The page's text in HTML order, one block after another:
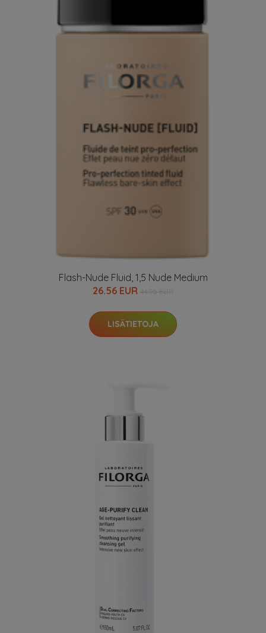
Flash-Nude Fluid, 1,5 Nude Medium
26.56 EUR
LISÄTIETOJA